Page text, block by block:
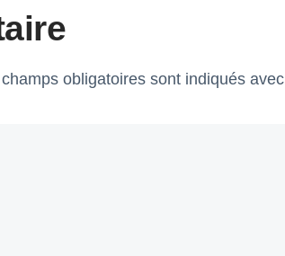
obligatoires sont indiqués avec